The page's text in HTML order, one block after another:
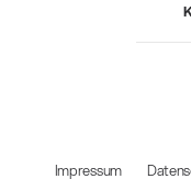
Impressum